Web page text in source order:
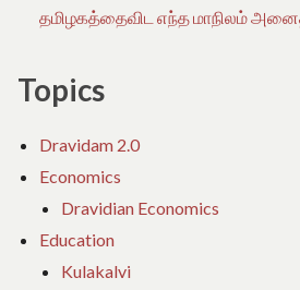
தமிழகத்தைவிட எந்த மாநிலம்
Topics
Dravidam 2.0
Economics
Dravidian Economics
Education
Kulakalvi